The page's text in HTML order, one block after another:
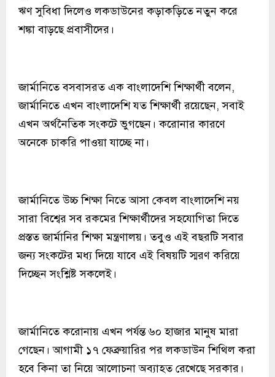
ঋণ সুবিধা দিলেও লকডাউনের কড়াকড়িতে নতুন করে
শঙ্কা বাড়ছে প্রবাসীদের।
জার্মানিতে বসবাসরত এক বাংলাদেশি শিক্ষার্থী বলেন,
জার্মানিতে এখন বাংলাদেশি যত শিক্ষার্থী রয়েছেন, সবাই
এখন অর্থনৈতিক সংকটে ভুগছেন। করোনার কারণে
অনেকে চাকরি পাওয়া যাচ্ছে না।
জার্মানিতে উচ্চ শিক্ষা নিতে আসা কেবল বাংলাদেশি নয়
সারা বিশ্বের সব রকমের শিক্ষার্থীদের সহযোগিতা দিতে
প্রস্তত জার্মানির শিক্ষা মন্ত্রণালয়। তবুও এই বছরটি সবার
জন্য সংকটের মধ্য দিয়ে যাবে এই বিষয়টি স্মরণ করিয়ে
দিচ্ছেন সংশ্লিষ্ট সকলেই।
জার্মানিতে করোনায় এখন পর্যন্ত ৬০ হাজার মানুষ মারা
গেছেন। আগামী ১৭ ফেব্রুয়ারির পর লকডাউন শিথিল করা
হবে কিনা তা নিয়ে আলোচনা অব্যাহত রেখেছে সরকার।